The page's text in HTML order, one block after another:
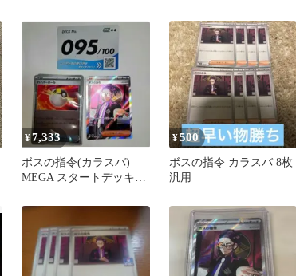
イリスの闘志
¥7,333
ボスの指令(カラスバ)
MEGA スタートデッキ
¥500
ボスの指令 カラスバ 8枚
汎用